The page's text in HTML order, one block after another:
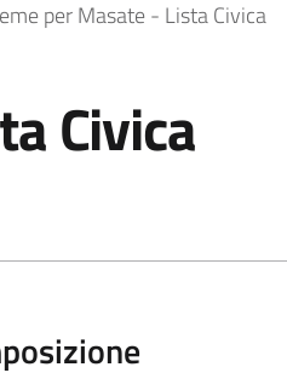
per Masate - Lista Civica
Civica